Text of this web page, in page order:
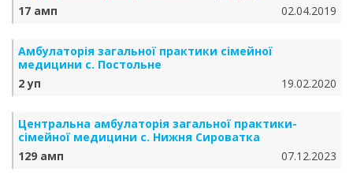
17 амп
02.04.2019
Амбулаторія загальної практики сімейної
медицини с. Постольне
2 уп
19.02.2020
Центральна амбулаторія загальної практики-
сімейної медицини с. Нижня Сироватка
129 амп
07.12.2023